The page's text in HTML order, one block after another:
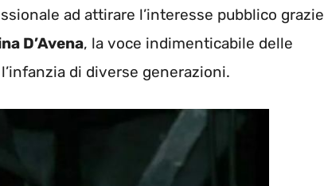
ad attirare l’interesse pubblico grazie
D’Avena, la voce indimenticabile delle
di diverse generazioni.